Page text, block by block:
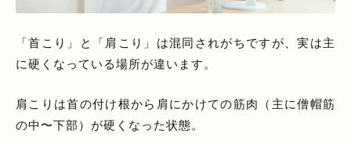
「首こり」と「肩こり」は混同されがちですが、実は主
に硬くなっている場所が違います。
肩こりは首の付け根から肩にかけての筋肉（主に僧帽筋
の中〜下部）が硬くなった状態。